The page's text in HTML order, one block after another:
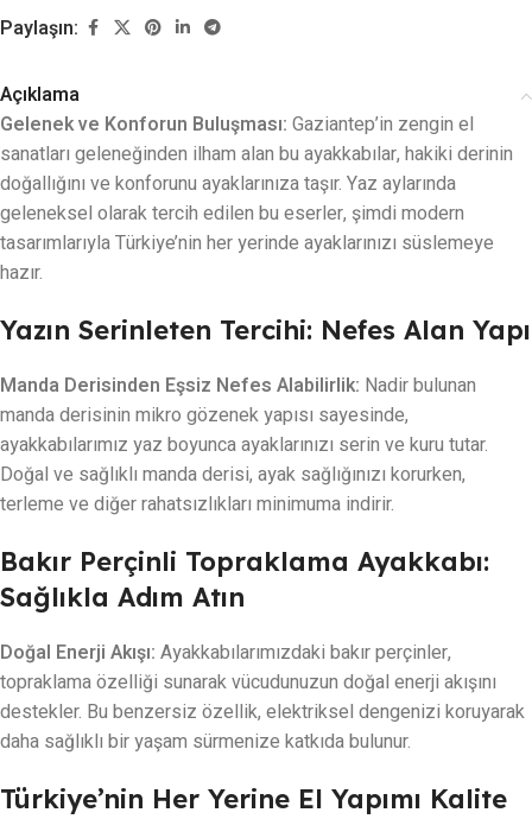
Paylaşın:
Açıklama
Gelenek ve Konforun Buluşması: Gaziantep’in zengin el
sanatları geleneğinden ilham alan bu ayakkabılar, hakiki derinin
doğallığını ve konforunu ayaklarınıza taşır. Yaz aylarında
geleneksel olarak tercih edilen bu eserler, şimdi modern
tasarımlarıyla Türkiye’nin her yerinde ayaklarınızı süslemeye
hazır.
Yazın Serinleten Tercihi: Nefes Alan Yapı
Manda Derisinden Eşsiz Nefes Alabilirlik: Nadir bulunan
manda derisinin mikro gözenek yapısı sayesinde,
ayakkabılarımız yaz boyunca ayaklarınızı serin ve kuru tutar.
Doğal ve sağlıklı manda derisi, ayak sağlığınızı korurken,
terleme ve diğer rahatsızlıkları minimuma indirir.
Bakır Perçinli Topraklama Ayakkabı:
Sağlıkla Adım Atın
Doğal Enerji Akışı: Ayakkabılarımızdaki bakır perçinler,
topraklama özelliği sunarak vücudunuzun doğal enerji akışını
destekler. Bu benzersiz özellik, elektriksel dengenizi koruyarak
daha sağlıklı bir yaşam sürmenize katkıda bulunur.
Türkiye’nin Her Yerine El Yapımı Kalite